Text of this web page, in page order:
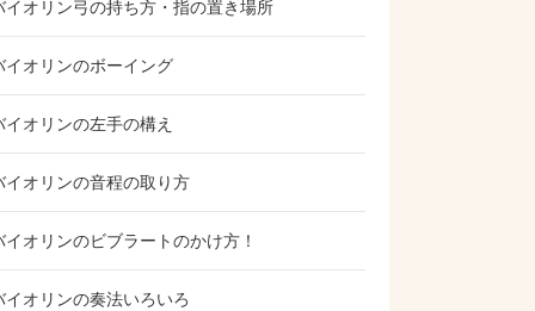
イオリン弓の持ち方・指の置き場所
イオリンのボーイング
イオリンの左手の構え
イオリンの音程の取り方
イオリンのビブラートのかけ方！
イオリンの奏法いろいろ